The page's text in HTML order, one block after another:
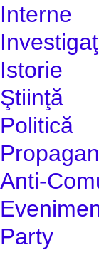
Interne
Istorie
Ştiinţă
Politică
Anti-
Party